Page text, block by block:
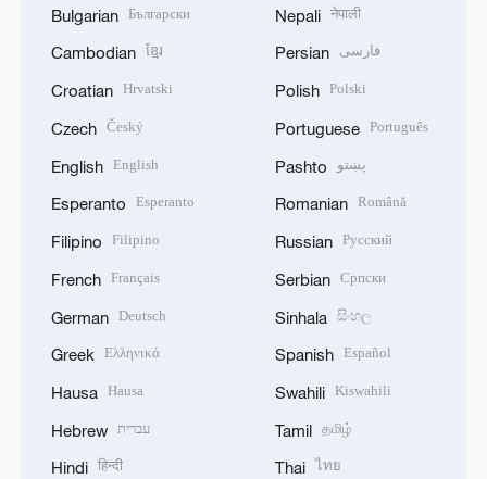
Bulgarian Български
Cambodian ខ្មែរ
Croatian Hrvatski
Czech Český
English English
Esperanto Esperanto
Filipino Filipino
French Français
German Deutsch
Greek Ελληνικά
Hausa Hausa
Hebrew עברית
Hindi हिन्दी
Nepali नेपाली
Persian فارسی
Polish Polski
Portuguese Português
Pashto پښتو
Romanian Română
Russian Русский
Serbian Српски
Sinhala සිංහල
Spanish Español
Swahili Kiswahili
Tamil தமிழ்
Thai ไทย